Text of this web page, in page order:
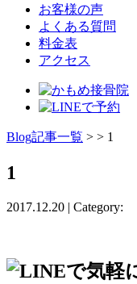
お客様の声
よくある質問
料金表
アクセス
Blog記事一覧 > > 1
1
2017.12.20 | Category: